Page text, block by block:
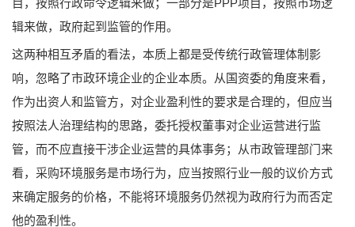
辑来做，政府起到监管的作用。
这两种相互矛盾的看法，本质上都是受传统行政管理体制影
响，忽略了市政环境企业的企业本质。从国资委的角度来看，
作为出资人和监管方，对企业盈利性的要求是合理的，但应当
按照法人治理结构的思路，委托授权董事对企业运营进行监
管，而不应直接干涉企业运营的具体事务；从市政管理部门来
看，采购环境服务是市场行为，应当按照行业一般的议价方式
来确定服务的价格，不能将环境服务仍然视为政府行为而否定
他的盈利性。